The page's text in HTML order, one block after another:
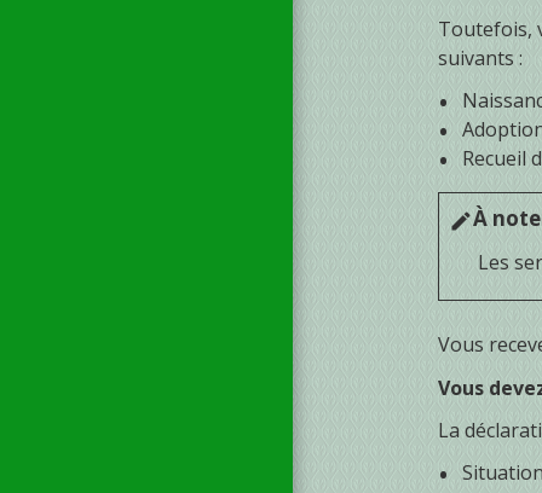
Toutefois,
suivants :
Recueil
editÀ
Les
Vous
Vous
La